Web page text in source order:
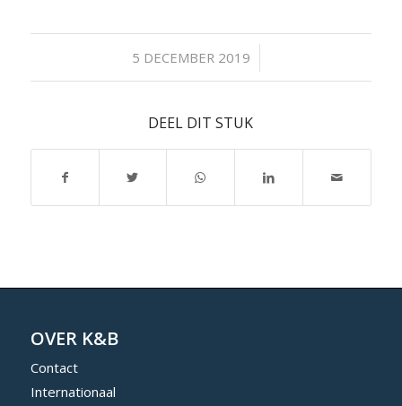
5 DECEMBER 2019
/
DEEL DIT STUK
OVER K&B
Contact
Internationaal